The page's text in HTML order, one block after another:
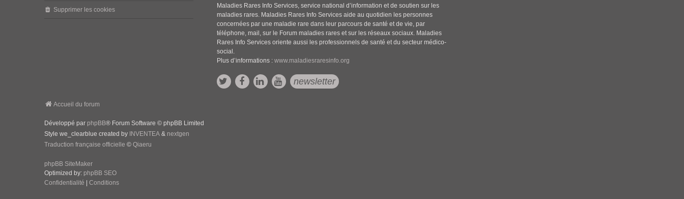
Supprimer les cookies
Maladies Rares Info Services, service national d’information et de soutien sur les
maladies rares. Maladies Rares Info Services aide au quotidien les personnes
concernées par une maladie rare dans leur parcours de santé et de vie, par
téléphone, mail, sur le Forum maladies rares et sur les réseaux sociaux. Maladies
Rares Info Services oriente aussi les professionnels de santé et du secteur médico-
social.
Plus d’informations :www.maladiesraresinfo.org
newsletter
Accueil du forum
Développé par phpBB® Forum Software © phpBB Limited
Style we_clearblue created by INVENTEA & nextgen
Traduction française officielle © Qiaeru
phpBB SiteMaker
Optimized by: phpBB SEO
Confidentialité
Conditions